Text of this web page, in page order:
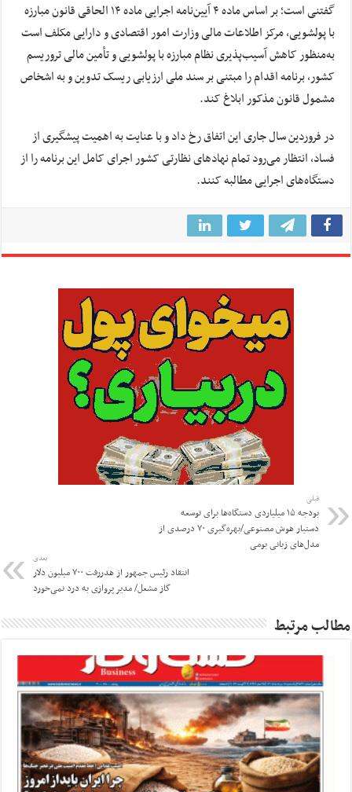
گفتنی است؛ بر اساس ماده ۴ آیین‌نامه اجرایی ماده ۱۴ الحاقی قانون مبارزه
با پولشویی، مرکز اطلاعات مالی وزارت امور اقتصادی و دارایی مکلف است
به‌منظور کاهش آسیب‌پذیری نظام مبارزه با پولشویی و تأمین مالی تروریسم
کشور، برنامه اقدام را مبتنی بر سند ملی ارزیابی ریسک تدوین و به اشخاص
مشمول قانون مذکور ابلاغ کند.
در فروردین‌ سال جاری این اتفاق رخ داد و با عنایت به اهمیت پیشگیری از
فساد، انتظار می‌رود تمام نهادهای نظارتی کشور اجرای کامل این برنامه را از
دستگاه‌های اجرایی مطالبه کنند.
قبلی
بودجه ۱۵ میلیاردی دستگاه‌ها برای توسعه
دستیار هوش مصنوعی/بهره‌گیری ۷۰ درصدی از
مدل‌های زبانی بومی
بعدی
انتقاد رئیس جمهور از هدررفت ۷۰۰ میلیون دلار
گاز مشعل/ مدیر پروازی به درد نمی‌خورد
مطالب مرتبط